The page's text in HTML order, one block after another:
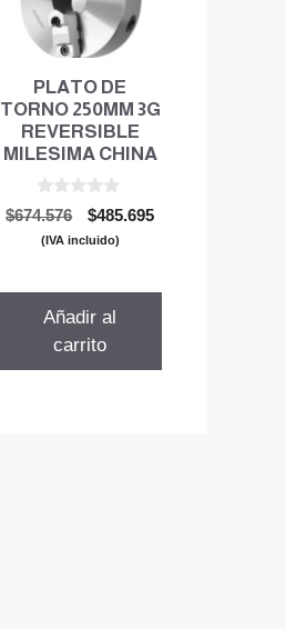
PLATO DE
TORNO 250MM 3G
REVERSIBLE
MILESIMA CHINA
0
d
e
$674.576
El
precio
$674.576.
$485.695El
(IVA incluido)
Añadir al
carrito